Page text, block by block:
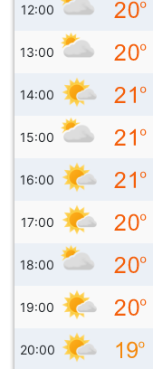
12:00
13:00
14:00
15:00
16:00
17:00
18:00
19:00
20:00